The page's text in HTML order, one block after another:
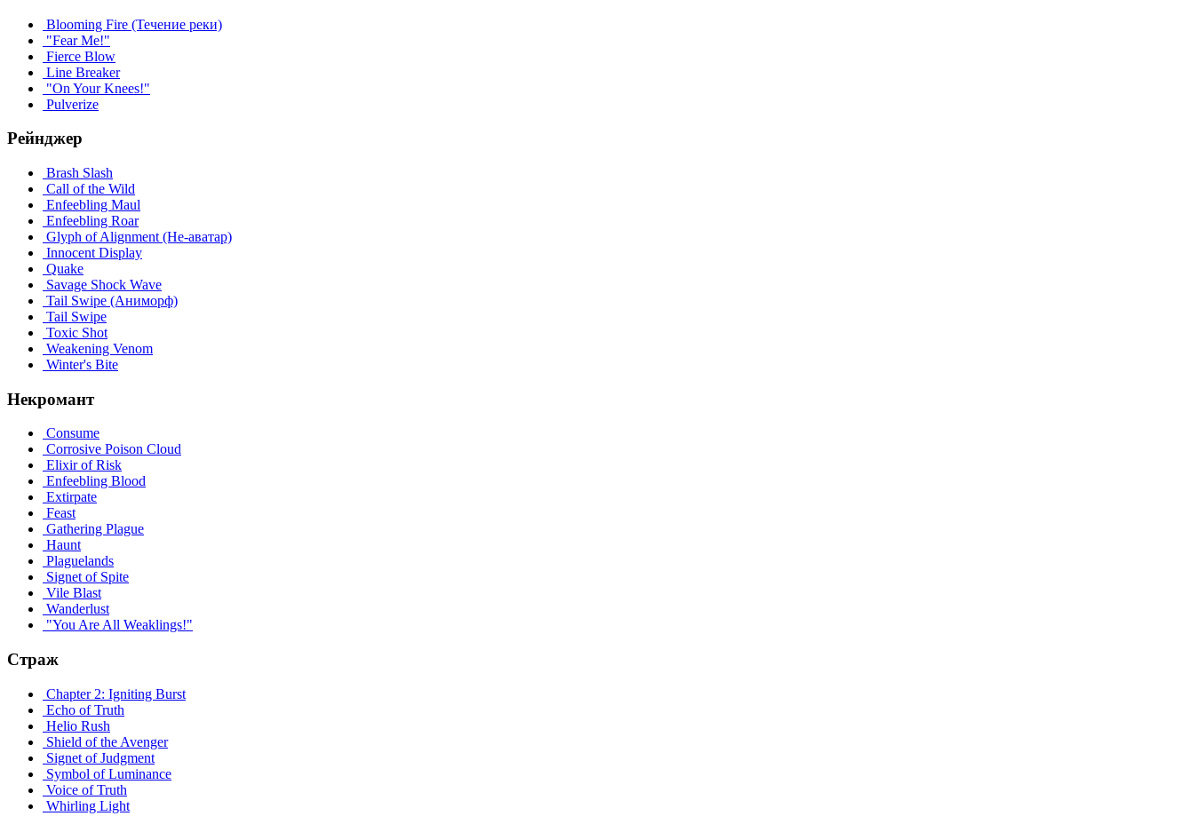
Blooming Fire (Течение реки)
"Fear Me!"
Fierce Blow
Line Breaker
"On Your Knees!"
Pulverize
Рейнджер
Brash Slash
Call of the Wild
Enfeebling Maul
Enfeebling Roar
Glyph of Alignment (Не-аватар)
Innocent Display
Quake
Savage Shock Wave
Tail Swipe (Аниморф)
Tail Swipe
Toxic Shot
Weakening Venom
Winter's Bite
Некромант
Consume
Corrosive Poison Cloud
Elixir of Risk
Enfeebling Blood
Extirpate
Feast
Gathering Plague
Haunt
Plaguelands
Signet of Spite
Vile Blast
Wanderlust
"You Are All Weaklings!"
Страж
Chapter 2: Igniting Burst
Echo of Truth
Helio Rush
Shield of the Avenger
Signet of Judgment
Symbol of Luminance
Voice of Truth
Whirling Light